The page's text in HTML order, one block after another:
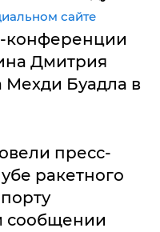
сайте
конференции
Дмитрия
Мехди Буадла в
пресс-
ракетного
сообщении